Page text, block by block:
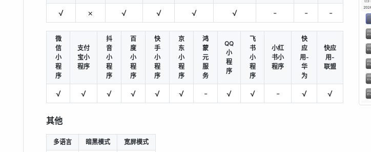
√ × √ √ √ √ - - -
微
信
小
程
序
支付
宝小
程序
抖
音
小
程
序
百
度
小
程
序
快
手
小
程
序
京
东
小
程
序
鸿
蒙
元
服
务
QQ
小
程
序
飞
书
小
程
序
小红
书小
程序
快
应
用-
华
为
快应
用-
联盟
√ √ √ √ √ √ - √ √ - √ √
其他
多语言 暗黑模式 宽屏模式